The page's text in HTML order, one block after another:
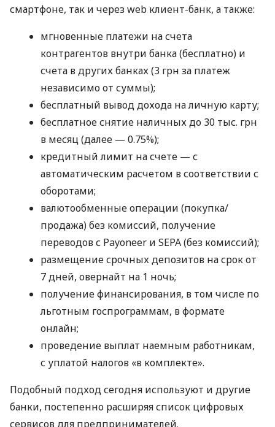
смартфоне, так и через web клиент-банк, а также:
мгновенные платежи на счета
контрагентов внутри банка (бесплатно) и
счета в других банках (3 грн за платеж
независимо от суммы);
бесплатный вывод дохода на личную карту;
бесплатное снятие наличных до 30 тыс. грн
в месяц (далее — 0.75%);
кредитный лимит на счете — с
автоматическим расчетом в соответствии с
оборотами;
валютообменные операции (покупка/
продажа) без комиссий, получение
переводов с Payoneer и SEPA (без комиссий);
размещение срочных депозитов на срок от
7 дней, овернайт на 1 ночь;
получение финансирования, в том числе по
льготным госпрограммам, в формате
онлайн;
проведение выплат наемным работникам,
с уплатой налогов «в комплекте».
Подобный подход сегодня используют и другие
банки, постепенно расширяя список цифровых
сервисов для предпринимателей.